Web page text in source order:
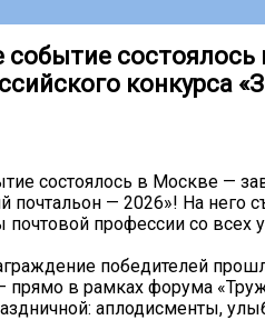
событие
конкурса
состоялось в Москве —
почтальон — 2026»! На него
почтовой профессии со всех
победителей
прямо в рамках форума
аплодисменты,